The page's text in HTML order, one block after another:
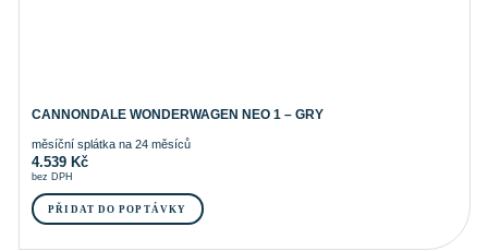
CANNONDALE WONDERWAGEN NEO 1 – GRY
měsíční splátka na 24 měsíců
4.539 Kč
bez DPH
PŘIDAT DO POPTÁVKY